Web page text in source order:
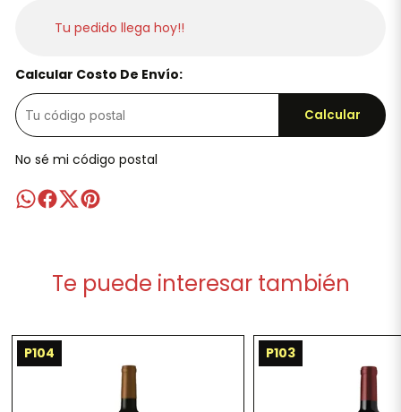
Tu pedido llega hoy!!
Calcular Costo De Envío:
Calcular
No sé mi código postal
Te puede interesar también
P104 P103